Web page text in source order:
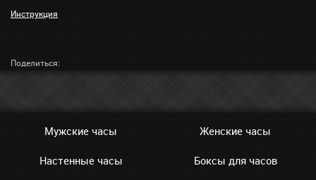
Инструкция
Поделиться:
Мужские часы Женские часы
Настенные часы Боксы для часов